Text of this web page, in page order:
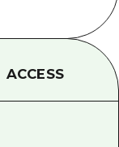
ACCESS